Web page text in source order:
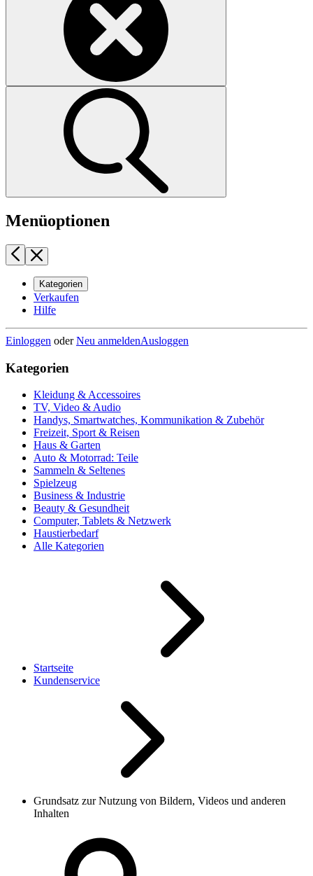
Menüoptionen
Kategorien
Verkaufen
Hilfe
Einloggen oderNeu anmeldenAusloggen
Kategorien
Kleidung & Accessoires
TV, Video & Audio
Handys, Smartwatches, Kommunikation & Zubehör
Freizeit, Sport & Reisen
Haus & Garten
Auto & Motorrad: Teile
Sammeln & Seltenes
Spielzeug
Business & Industrie
Beauty & Gesundheit
Computer, Tablets & Netzwerk
Haustierbedarf
Alle Kategorien
Startseite
Kundenservice
Grundsatz zur Nutzung von Bildern, Videos und anderen
Inhalten